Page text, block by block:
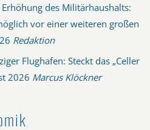
des Militärhaushalts:
vor einer weiteren großen
Redaktion
Flughafen: Steckt das „Celler
2026 Marcus Klöckner